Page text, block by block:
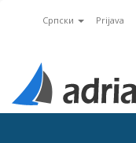
Српски Prijava